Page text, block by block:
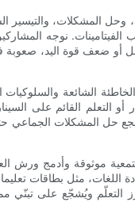
المشكلات، والتيسير
الفيتامينات. نوجه
أو ضعف قوة اليد،
الشائعة
القائم على
حل المشكلات الجماعي
موثوقة وأدمج ورش
اللغات، مثل بطاقات
التعلّم ويُشجّع على